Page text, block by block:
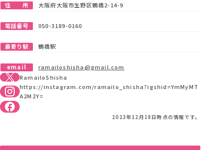
住 所 大阪府大阪市生野区鶴橋2-14-9
電話番号 050-3189-0160
最寄り駅 鶴橋駅
email
ramailoshisha@gmail.com
RamailoShisha
https://instagram.com/ramailo_shisha?igshid=YmMyMT
A2M2Y=
2023年12月18日時点の情報です。